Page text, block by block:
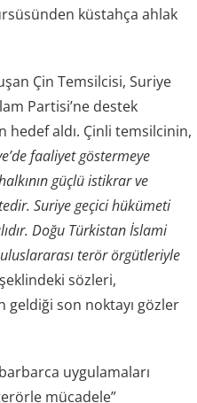
küstahça ahlak
Çin Temsilcisi, Suriye
Partisi’ne destek
aldı. Çinli temsilcinin,
faaliyet göstermeye
güçlü istikrar ve
Suriye geçici hükümeti
Doğu Türkistan İslami
terör örgütleriyle
sözleri,
geldiği son noktayı gözler
uygulamaları
mücadele”